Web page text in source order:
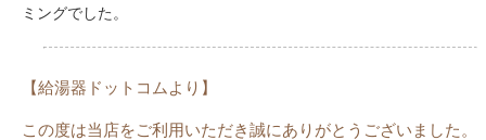
ミングでした。
【給湯器ドットコムより】
この度は当店をご利用いただき誠にありがとうございました。